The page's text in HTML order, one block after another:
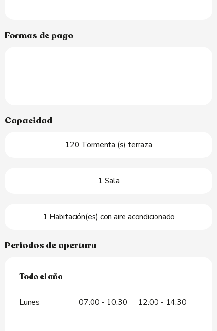
Formas de pago
Capacidad
120 Tormenta (s) terraza
1 Sala
1 Habitación(es) con aire acondicionado
Periodos de apertura
Todo el año
Todo el año
Lunes 07:00 - 10:30 12:00 - 14:30